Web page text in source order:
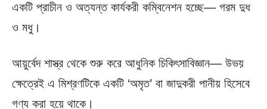
একটি প্রাচীন ও অত্যন্ত কার্যকরী কম্বিনেশন হচ্ছে— গরম দুধ
ও মধু।
আয়ুর্বেদ শাস্ত্র থেকে শুরু করে আধুনিক চিকিৎসাবিজ্ঞান— উভয়
ক্ষেত্রেই এ মিশ্রণটিকে একটি ‘অমৃত’ বা জাদুকরী পানীয় হিসেবে
গণ্য করা হয়ে থাকে।